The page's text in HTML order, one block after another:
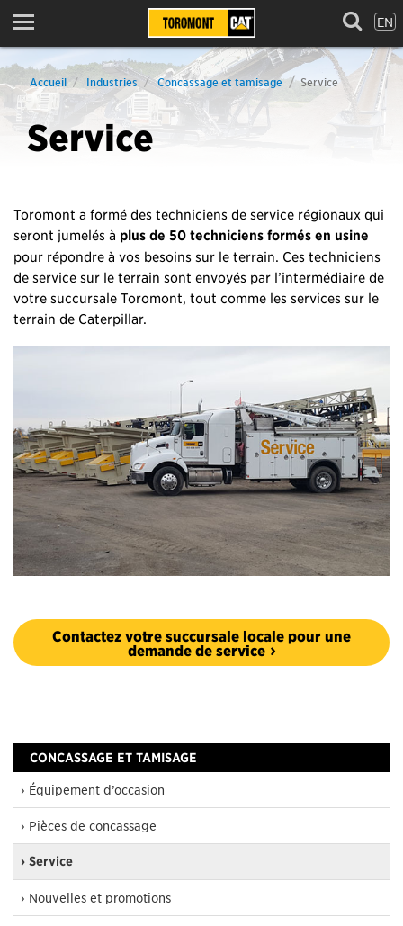
Menu EN
Accueil Industries Concassage et tamisage Service
Service
Toromont a formé des techniciens de service régionaux qui
seront jumelés à plus de 50 techniciens formés en usine
pour répondre à vos besoins sur le terrain. Ces techniciens
de service sur le terrain sont envoyés par l’intermédiaire de
votre succursale Toromont, tout comme les services sur le
terrain de Caterpillar.
Contactez votre succursale locale pour une
demande de service
CONCASSAGE ET TAMISAGE
› Équipement d’occasion
› Pièces de concassage
› Service
› Nouvelles et promotions